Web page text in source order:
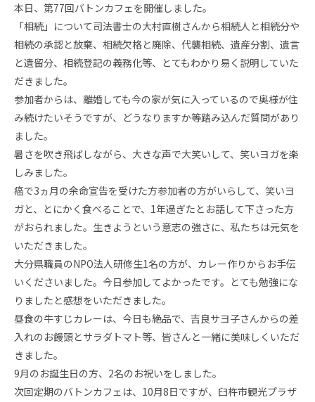
本日、第77回バトンカフェを開催しました。
「相続」について司法書士の大村直樹さんから相続人と相続分や
相続の承認と放棄、相続欠格と廃除、代襲相続、遺産分割、遺言
と遺留分、相続登記の義務化等、とてもわかり易く説明していた
だきました。
参加者からは、離婚しても今の家が気に入っているので奥様が住
み続けたいそうですが、どうなりますか等踏み込んだ質問があり
ました。
暑さを吹き飛ばしながら、大きな声で大笑いして、笑いヨガを楽
しみました。
癌で3ヵ月の余命宣告を受けた方参加者の方がいらして、笑いヨ
ガと、とにかく食べることで、1年過ぎたとお話して下さった方
がおられました。生きようという意志の強さに、私たちは元気を
いただきました。
大分県職員のNPO法人研修生1名の方が、カレー作りからお手伝
いくださいました。今日参加してよかったです。とても勉強にな
りましたと感想をいただきました。
昼食の牛すじカレーは、今日も絶品で、吉良サヨ子さんからの差
入れのお饅頭とサラダトマト等、皆さんと一緒に美味しくいただ
きました。
9月のお誕生日の方、2名のお祝いをしました。
次回定期のバトンカフェは、10月8日ですが、臼杵市観光プラザ